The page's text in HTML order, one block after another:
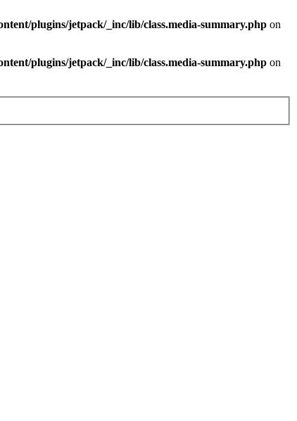
plugins/jetpack/_inc/lib/class.media-summary.php on
plugins/jetpack/_inc/lib/class.media-summary.php on